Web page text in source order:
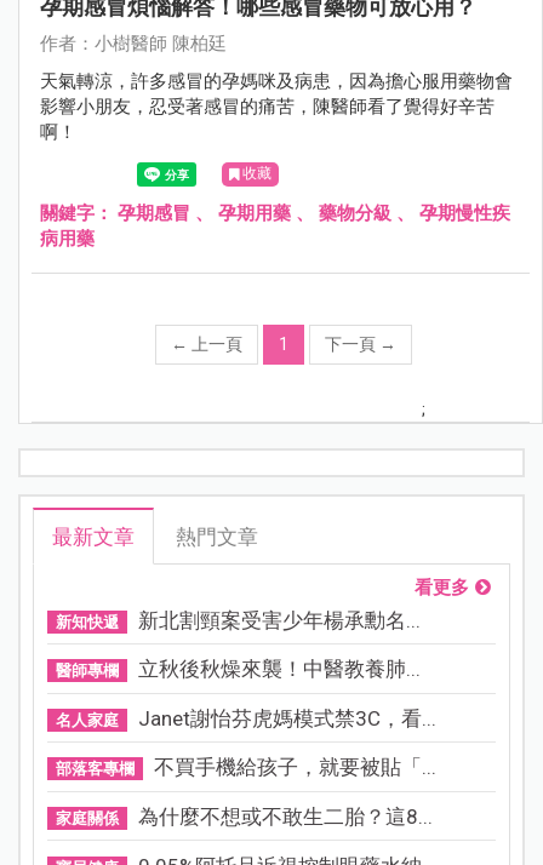
孕期感冒煩惱解答！哪些感冒藥物可放心用？
作者：小樹醫師 陳柏廷
天氣轉涼，許多感冒的孕媽咪及病患，因為擔心服用藥物會
影響小朋友，忍受著感冒的痛苦，陳醫師看了覺得好辛苦
啊！
收藏
關鍵字： 孕期感冒 、 孕期用藥 、 藥物分級 、 孕期慢性疾
病用藥
← 上一頁 1 下一頁 →
;
最新文章 熱門文章
看更多
新知快遞 新北割頸案受害少年楊承勳名...
醫師專欄 立秋後秋燥來襲！中醫教養肺...
名人家庭 Janet謝怡芬虎媽模式禁3C，看...
部落客專欄 不買手機給孩子，就要被貼「...
家庭關係 為什麼不想或不敢生二胎？這8...